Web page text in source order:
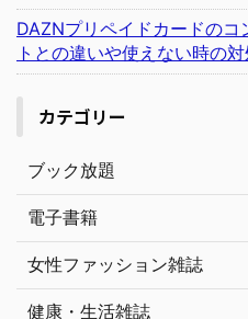
DAZNプリペイドカードの
トとの違いや使えない時の
カテゴリー
ブック放題
電子書籍
女性ファッション雑誌
健康・生活雑誌